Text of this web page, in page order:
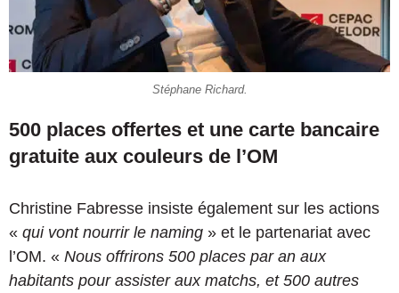
Stéphane Richard.
500 places offertes et une carte bancaire
gratuite aux couleurs de l’OM
Christine Fabresse insiste également sur les actions
« qui vont nourrir le naming » et le partenariat avec
l’OM. « Nous offrirons 500 places par an aux
habitants pour assister aux matchs, et 500 autres